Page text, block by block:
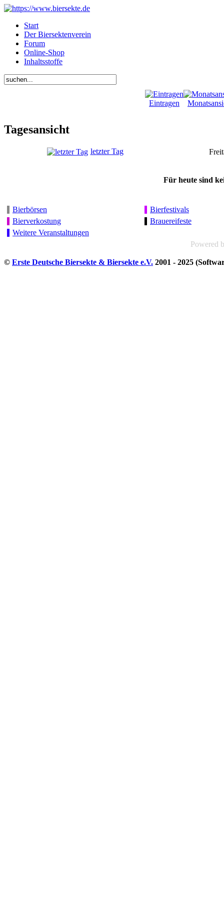
Start
Der Biersektenverein
Forum
Online-Shop
Inhaltsstoffe
Eintragen
Tagesansicht
letzter Tag
Für heute sind
Bierbörsen
Bierfestivals
Bierverkostung
Brauereifeste
Weitere Veranstaltungen
Powered
© Erste Deutsche Biersekte & Biersekte e.V. 2001 - 2025